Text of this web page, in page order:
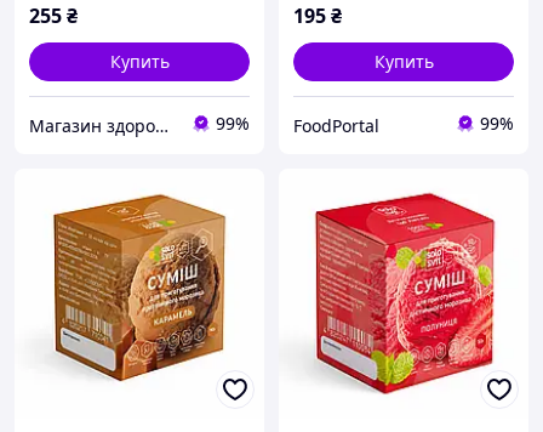
255₴
Купить
Магазин здорового харчування Кориsно 99%
195₴
Купить
FoodPortal 99%